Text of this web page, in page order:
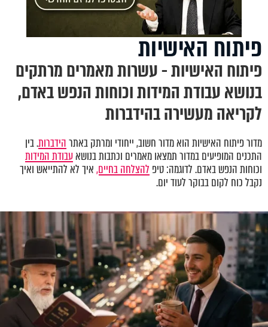
פיתוח האישיות
פיתוח האישיות - עשרות מאמרים מרתקים
בנושא עבודת המידות וכוחות הנפש באדם,
לקריאה מעשירה בהידברות
מדור פיתוח האישיות הוא מדור חשוב, ייחודי ומרתק באתרהידברות. בין
התכנים המופיעים במדור תמצאו מאמרים וכתבות בנושאעבודת המידות
וכוחות הנפש באדם. לדוגמה: טיפ להצלחה בחיים,איך לא להתייאש ואיך
נקבל כוח לקום בבוקר לעוד יום.